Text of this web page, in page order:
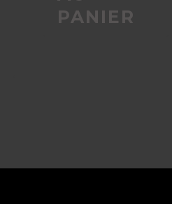
PANIER